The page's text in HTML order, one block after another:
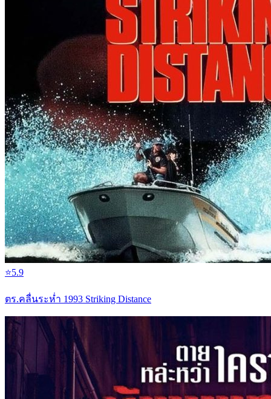
⭐5.9
ตร.คลื่นระห่ำ 1993 Striking Distance